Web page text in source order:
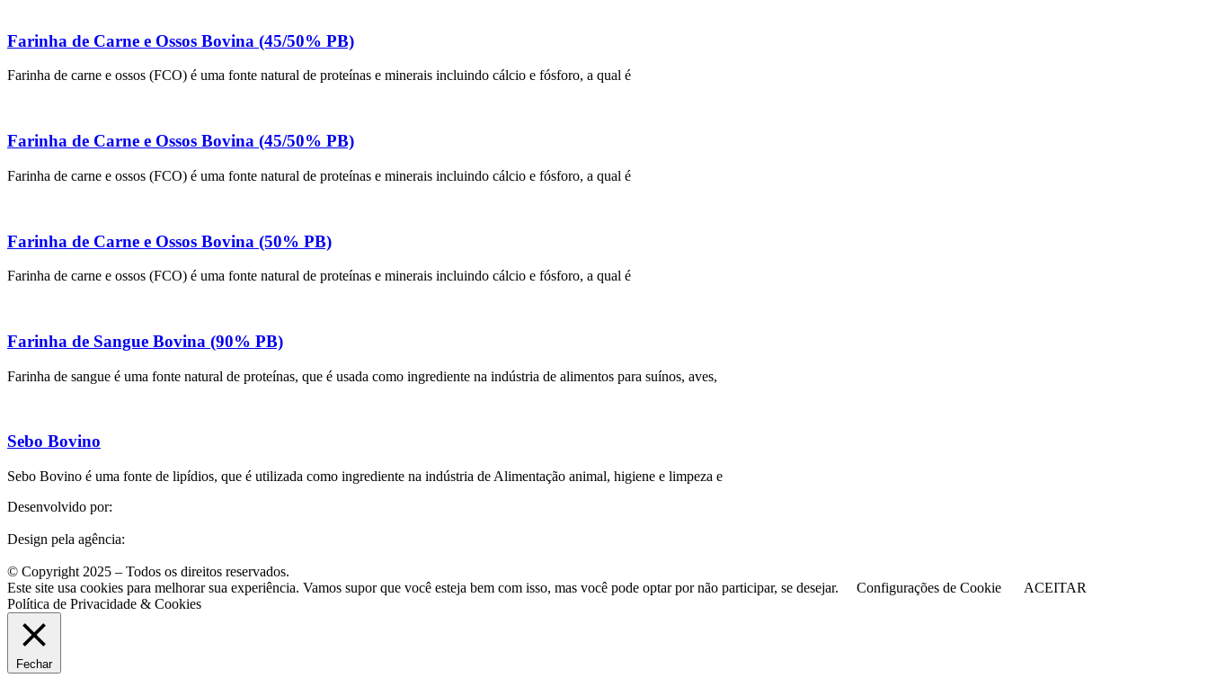
Farinha de Carne e Ossos Bovina (45/50% PB)
Farinha de carne e ossos (FCO) é uma fonte natural de proteínas e minerais incluindo cálcio e fósforo, a qual é
Farinha de Carne e Ossos Bovina (45/50% PB)
Farinha de carne e ossos (FCO) é uma fonte natural de proteínas e minerais incluindo cálcio e fósforo, a qual é
Farinha de Carne e Ossos Bovina (50% PB)
Farinha de carne e ossos (FCO) é uma fonte natural de proteínas e minerais incluindo cálcio e fósforo, a qual é
Farinha de Sangue Bovina (90% PB)
Farinha de sangue é uma fonte natural de proteínas, que é usada como ingrediente na indústria de alimentos para suínos, aves,
Sebo Bovino
Sebo Bovino é uma fonte de lipídios, que é utilizada como ingrediente na indústria de Alimentação animal, higiene e limpeza e
Desenvolvido por:
Design pela agência:
© Copyright 2025 – Todos os direitos reservados.
Este site usa cookies para melhorar sua experiência. Vamos supor que você esteja bem com isso, mas você pode optar por não participar, se desejar.
Configurações de Cookie
ACEITAR
Política de Privacidade & Cookies
Fechar